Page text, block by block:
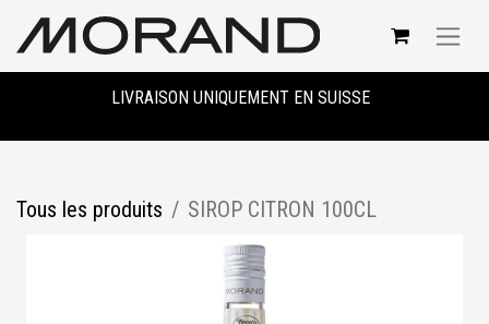
LIVRAISON UNIQUEMENT EN SUISSE
Tous les produits SIROP CITRON 100CL